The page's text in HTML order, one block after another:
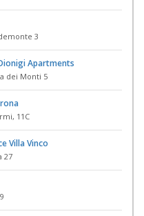
3
Apartments
dei Monti 5
11C
Villa Vinco
27